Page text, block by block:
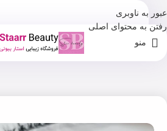
عبور به ناوبری
رفتن به محتوای اصلی
منو
خانه